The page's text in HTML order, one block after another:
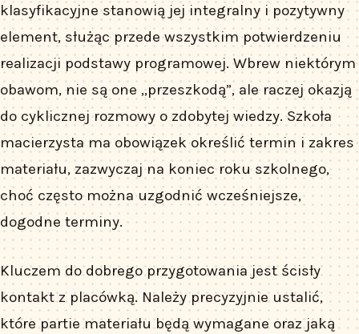
klasyfikacyjne stanowią jej integralny i pozytywny
element, służąc przede wszystkim potwierdzeniu
realizacji podstawy programowej. Wbrew niektórym
obawom, nie są one „przeszkodą”, ale raczej okazją
do cyklicznej rozmowy o zdobytej wiedzy. Szkoła
macierzysta ma obowiązek określić termin i zakres
materiału, zazwyczaj na koniec roku szkolnego,
choć często można uzgodnić wcześniejsze,
dogodne terminy.
Kluczem do dobrego przygotowania jest ścisły
kontakt z placówką. Należy precyzyjnie ustalić,
które partie materiału będą wymagane oraz jaką